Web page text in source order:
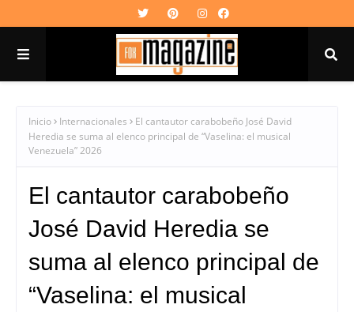
Inicio Internacionales
El cantautor carabobeño José David
Heredia se suma al elenco principal de “Vaselina: el musical
Venezuela” 2026
El cantautor carabobeño
José David Heredia se
suma al elenco principal de
“Vaselina: el musical